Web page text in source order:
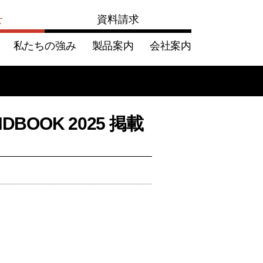
私たちの強み 製品案内 会社案内
資料請求
2025 掲載